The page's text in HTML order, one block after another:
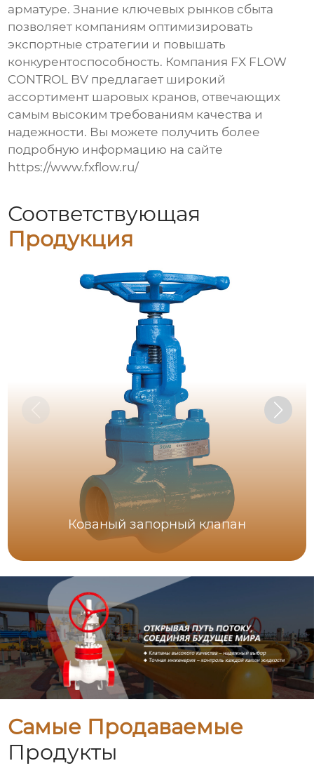
арматуре. Знание ключевых рынков сбыта
позволяет компаниям оптимизировать
экспортные стратегии и повышать
конкурентоспособность. Компания FX FLOW
CONTROL BV предлагает широкий
ассортимент шаровых кранов, отвечающих
самым высоким требованиям качества и
надежности. Вы можете получить более
подробную информацию на сайте
https://www.fxflow.ru/
Соответствующая
Продукция
Кованый запорный клапан
Самые Продаваемые
Продукты